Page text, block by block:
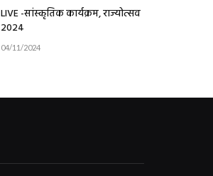
LIVE -सांस्कृतिक कार्यक्रम, राज्योत्सव
2024
04/11/2024